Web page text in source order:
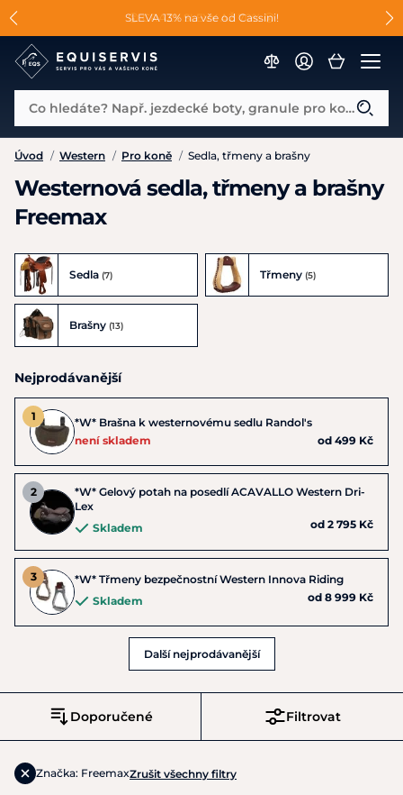
SLEVA 13% na vše od Cassini!
😮 CRAZY SLEVY AŽ 70% 😮
📐Pasování a doplňky k vybraným sedlům ZDARMA 🐴
Co hledáte? Např. jezdecké boty, granule pro koně...
Úvod / Western / Pro koně / Sedla, třmeny a brašny
Westernová sedla, třmeny a brašny
Freemax
Sedla (7) Třmeny (5)
Brašny (13)
Nejprodávanější
*W* Brašna k westernovému sedlu Randol's
není skladem
od 499 Kč
*W* Gelový potah na posedlí ACAVALLO Western Dri-
Lex
Skladem
od 2 795 Kč
*W* Třmeny bezpečnostní Western Innova Riding
Skladem
od 8 999 Kč
Další nejprodávanější
Filtrovat
Doporučené
Značka: FreemaxZrušit všechny filtry